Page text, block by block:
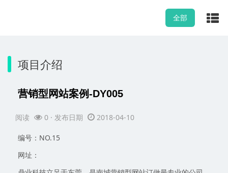
全部
项目介绍
营销型网站案例-DY005
阅读 0 · 发布日期 2018-04-10
编号：NO.15
网址：